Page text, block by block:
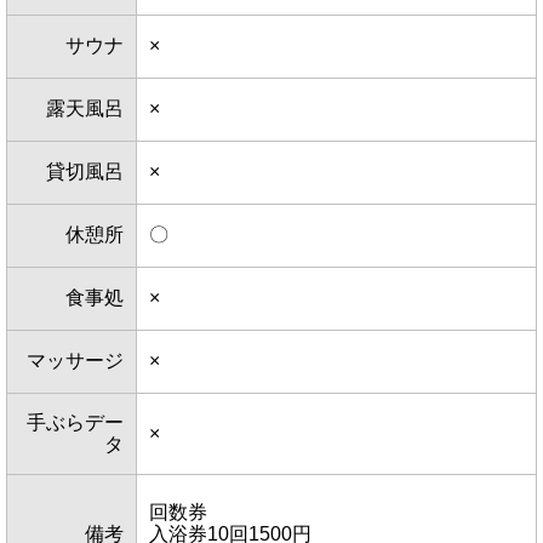
サウナ ×
露天風呂 ×
貸切風呂 ×
休憩所 〇
食事処 ×
マッサージ ×
手ぶらデー
タ
×
備考
回数券
入浴券10回1500円